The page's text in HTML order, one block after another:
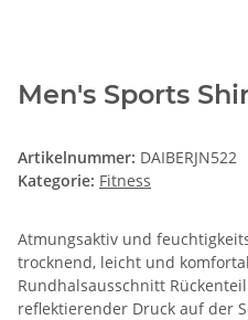
Men's Sports
Artikelnummer: DAIBERJN522
Kategorie: Fitness
Atmungsaktiv und
trocknend, leicht und
Rundhalsausschnitt
reflektierender Druck auf der